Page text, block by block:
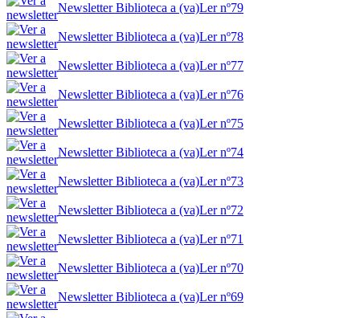
Newsletter Biblioteca a (va)Ler nº79
Newsletter Biblioteca a (va)Ler nº78
Newsletter Biblioteca a (va)Ler nº77
Newsletter Biblioteca a (va)Ler nº76
Newsletter Biblioteca a (va)Ler nº75
Newsletter Biblioteca a (va)Ler nº74
Newsletter Biblioteca a (va)Ler nº73
Newsletter Biblioteca a (va)Ler nº72
Newsletter Biblioteca a (va)Ler nº71
Newsletter Biblioteca a (va)Ler nº70
Newsletter Biblioteca a (va)Ler nº69